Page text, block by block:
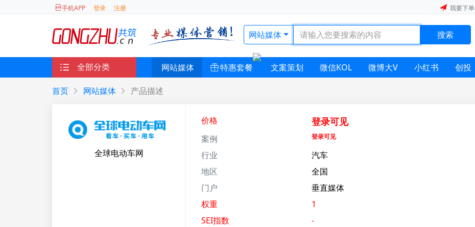
手机APP 登录 注册 我要下单
网站媒体 搜索
全部分类 网站媒体 特惠套餐 文案策划 微信KOL 微博大V 小红书 创投
首页 网站媒体 产品描述
全球电动车网
价格 登录可见
案例 登录可见
行业
汽车
地区
全国
门户
垂直媒体
权重
1
SEI指数
-